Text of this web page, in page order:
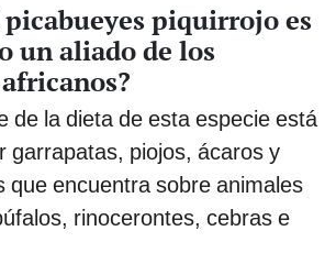
picabueyes piquirrojo es
un aliado de los
de la dieta de esta especie está
garrapatas, piojos, ácaros y
que encuentra sobre animales
rinocerontes, cebras e